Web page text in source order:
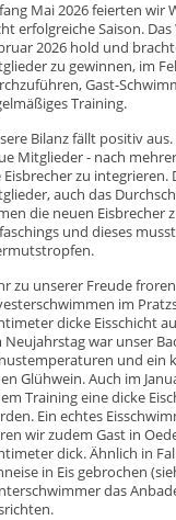
Mai 2026 feierten wir
erfolgreiche Saison.
2026 hold und
zu gewinnen, im
Gast-
Training.
Bilanz fällt positiv
Mitglieder - nach
Eisbrecher zu
auch das
die neuen Eisbrecher
und dieses
zu unserer Freude
im
dicke Eisschicht
Neujahrstag war unser
und ein
Glühwein. Auch im
Training eine dicke
Ein echtes
wir zudem Gast in
dick. Ähnlich in
in Eis gebrochen
das